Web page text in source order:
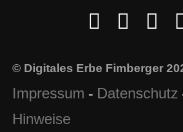
© Digitales Erbe Fimberger
Impressum - Datenschutz
Hinweise